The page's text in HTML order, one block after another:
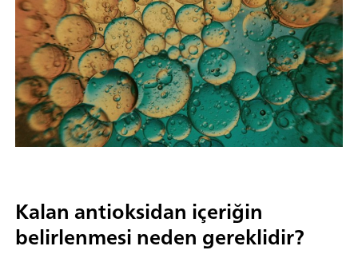
Kalan antioksidan içeriğin
belirlenmesi neden gereklidir?